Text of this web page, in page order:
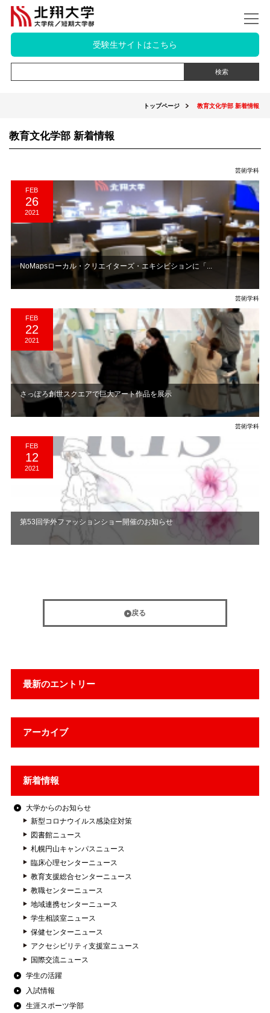
受験生サイトはこちら
トップページ 教育文化学部 新着情報
最新のエントリー
アーカイブ
新着情報
大学からのお知らせ
新型コロナウイルス感染症対策
図書館ニュース
札幌円山キャンパスニュース
臨床心理センターニュース
教育支援総合センターニュース
教職センターニュース
地域連携センターニュース
学生相談室ニュース
保健センターニュース
アクセシビリティ支援室ニュース
国際交流ニュース
学生の活躍
入試情報
生涯スポーツ学部
教育文化学部 新着情報
芸術学科
FEB
26
2021
NoMapsローカル・クリエイターズ・エキシビションに「...
芸術学科
FEB
22
2021
さっぽろ創世スクエアで巨大アート作品を展示
芸術学科
FEB
12
2021
第53回学外ファッションショー開催のお知らせ
戻る